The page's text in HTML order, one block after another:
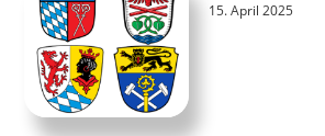
15. April 2025